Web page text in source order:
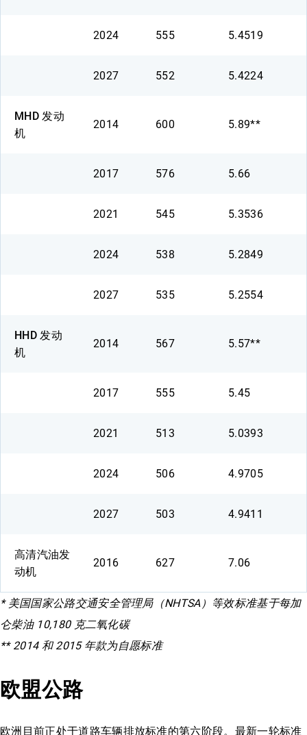
2024 555 5.4519
2027 552 5.4224
MHD 发动
机
2014 600 5.89**
2017 576 5.66
2021 545 5.3536
2024 538 5.2849
2027 535 5.2554
HHD 发动
机
2014 567 5.57**
2017 555 5.45
2021 513 5.0393
2024 506 4.9705
2027 503 4.9411
高清汽油发
动机
2016 627 7.06
* 美国国家公路交通安全管理局（NHTSA）等效标准基于每加
仑柴油 10,180 克二氧化碳
** 2014 和 2015 年款为自愿标准
欧盟公路
欧洲目前正处于道路车辆排放标准的第六阶段。最新一轮标准